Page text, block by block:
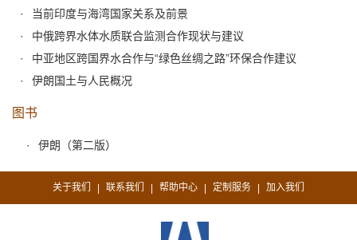
当前印度与海湾国家关系及前景
中俄跨界水体水质联合监测合作现状与建议
中亚地区跨国界水合作与“绿色丝绸之路”环保合作建议
伊朗国土与人民概况
图书
伊朗（第二版）
关于我们 | 联系我们 | 帮助中心 | 定制服务 | 加入我们